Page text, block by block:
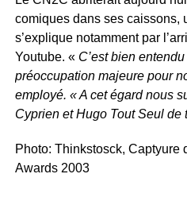
comiques dans ses caissons,
s’explique notamment par
Youtube. «C’est bien
préoccupation majeure pour
employé. « A cet égard nous
Cyprien et Hugo Tout Seul de
Photo: Thinkstosck, Captyure
Awards 2003